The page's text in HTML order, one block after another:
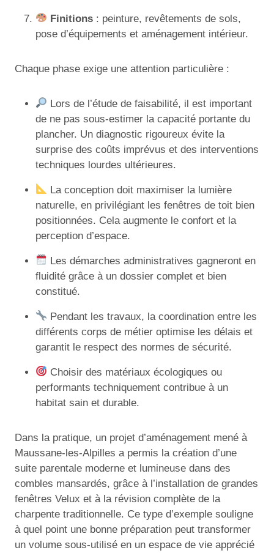
Finitions : peinture, revêtements de sols,
pose d’équipements et aménagement intérieur.
Chaque phase exige une attention particulière :
Lors de l’étude de faisabilité, il est important
de ne pas sous-estimer la capacité portante du
plancher. Un diagnostic rigoureux évite la
surprise des coûts imprévus et des interventions
techniques lourdes ultérieures.
La conception doit maximiser la lumière
naturelle, en privilégiant les fenêtres de toit bien
positionnées. Cela augmente le confort et la
perception d’espace.
Les démarches administratives gagneront en
fluidité grâce à un dossier complet et bien
constitué.
Pendant les travaux, la coordination entre les
différents corps de métier optimise les délais et
garantit le respect des normes de sécurité.
Choisir des matériaux écologiques ou
performants techniquement contribue à un
habitat sain et durable.
Dans la pratique, un projet d’aménagement mené à
Maussane-les-Alpilles a permis la création d’une
suite parentale moderne et lumineuse dans des
combles mansardés, grâce à l’installation de grandes
fenêtres Velux et à la révision complète de la
charpente traditionnelle. Ce type d’exemple souligne
à quel point une bonne préparation peut transformer
un volume sous-utilisé en un espace de vie apprécié